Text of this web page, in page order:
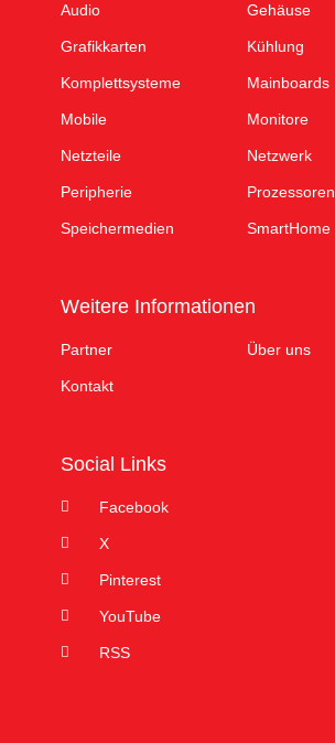
Audio Gehäuse
Grafikkarten Kühlung
Komplettsysteme Mainboards
Mobile Monitore
Netzteile Netzwerk
Peripherie Prozessoren
Speichermedien SmartHome
Weitere Informationen
Partner Über uns
Kontakt
Social Links
Facebook
X
Pinterest
YouTube
RSS